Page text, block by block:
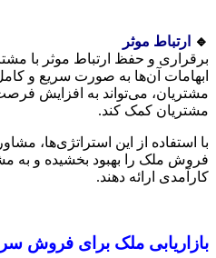
🔹
ارتباط موثر
برقراری و حفظ ارتباط موثر با
ابهامات آن‌ها به صورت سریع و
مشتریان، می‌تواند به افزایش
مشتریان کمک کند.
با استفاده از این استراتژی‌ها،
فروش ملک را بهبود بخشیده و به
کارآمدی ارائه دهند.
بازاریابی ملک برای فروش